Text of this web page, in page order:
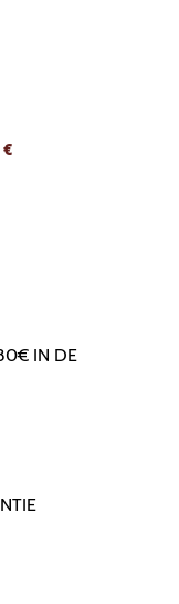
€
IN DE